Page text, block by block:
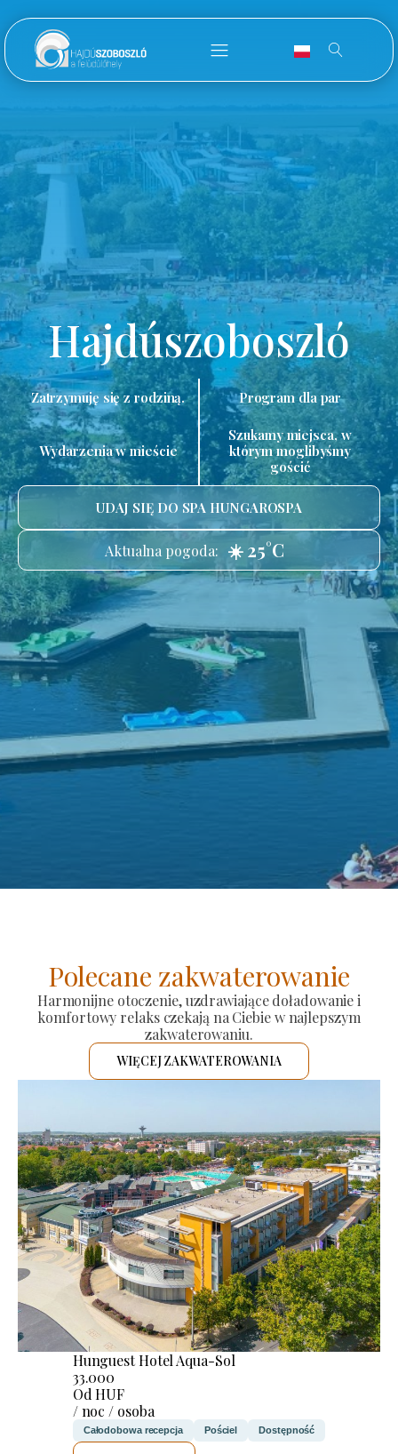
Hajdúszoboszló
Zatrzymuję się z rodziną. Program dla par
Wydarzenia w mieście
Szukamy miejsca, w
którym moglibyśmy
gościć
UDAJ SIĘ DO SPA HUNGAROSPA
Aktualna pogoda: ☀️ 25°C
Polecane zakwaterowanie
Harmonijne otoczenie, uzdrawiające doładowanie i
komfortowy relaks czekają na Ciebie w najlepszym
zakwaterowaniu.
WIĘCEJ ZAKWATEROWANIA
Hunguest Hotel Aqua-Sol
33.000
Od HUF
/ noc / osoba
Całodobowa recepcja Pościel Dostępność